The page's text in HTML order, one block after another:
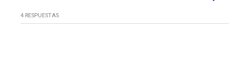
4 RESPUESTAS